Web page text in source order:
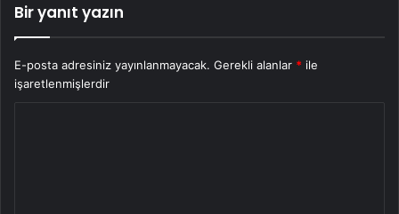
Bir yanıt yazın
E-posta adresiniz yayınlanmayacak. Gerekli alanlar * ile
işaretlenmişlerdir